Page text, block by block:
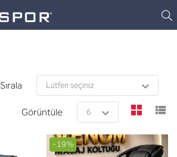
Sırala
Görüntüle
-19%